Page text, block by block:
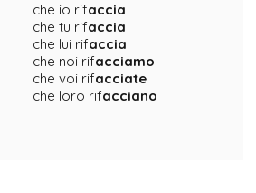
che io rifaccia
che tu rifaccia
che lui rifaccia
che noi rifacciamo
che voi rifacciate
che loro rifacciano